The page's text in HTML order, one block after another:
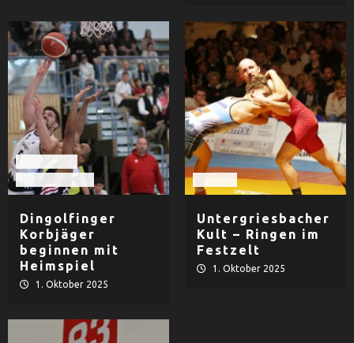
Dingolfinger
Korbjäger
beginnen mit
Heimspiel
1. Oktober 2025
Untergriesbacher
Kult – Ringen im
Festzelt
1. Oktober 2025